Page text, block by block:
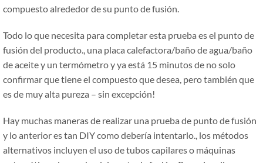
compuesto alrededor de su punto de fusión.
Todo lo que necesita para completar esta prueba es el punto de
fusión del producto., una placa calefactora/baño de agua/baño
de aceite y un termómetro y ya está 15 minutos de no solo
confirmar que tiene el compuesto que desea, pero también que
es de muy alta pureza – sin excepción!
Hay muchas maneras de realizar una prueba de punto de fusión
y lo anterior es tan DIY como debería intentarlo., los métodos
alternativos incluyen el uso de tubos capilares o máquinas